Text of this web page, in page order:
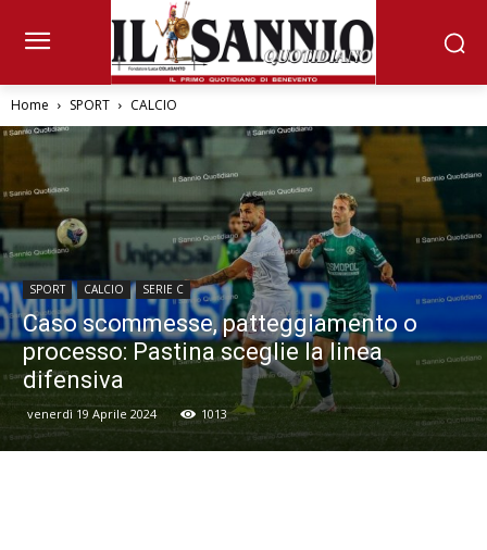
Home SPORT CALCIO
SPORT CALCIO SERIE C
Caso scommesse, patteggiamento o
processo: Pastina sceglie la linea
difensiva
venerdì 19 Aprile 2024 1013